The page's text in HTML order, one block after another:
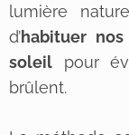
lumière
d’habituer
soleil pour
brûlent.